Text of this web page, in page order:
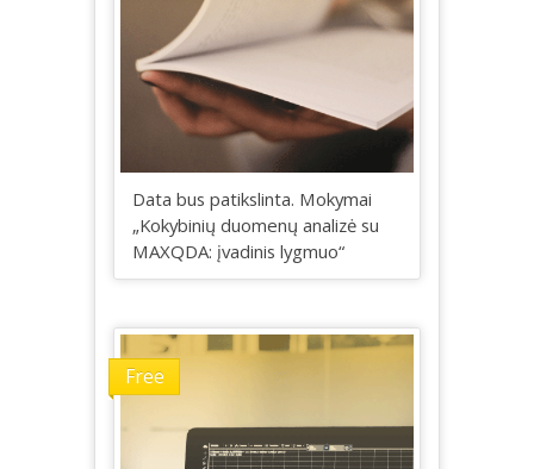
Data bus patikslinta. Mokymai
„Kokybinių duomenų analizė su
MAXQDA: įvadinis lygmuo“
Free